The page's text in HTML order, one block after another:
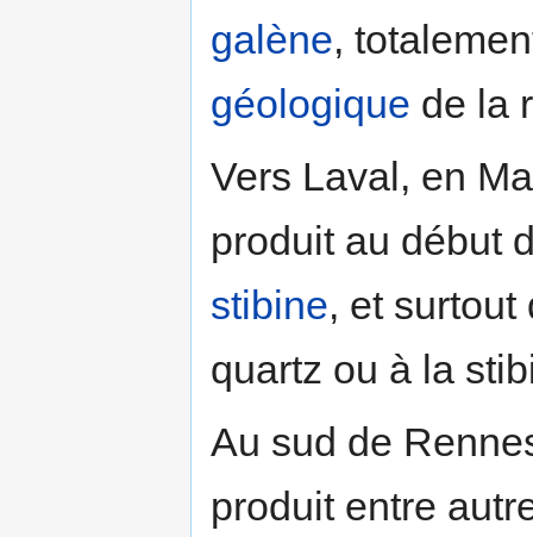
galène,
géologique de la
Vers Laval, en
produit au début
stibine, et surtout
quartz ou à la
Au sud de
produit entre